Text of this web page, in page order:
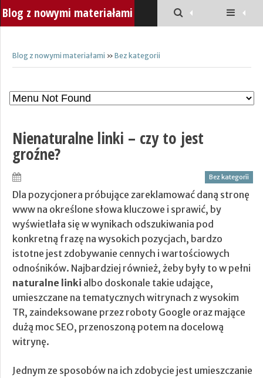
Blog z nowymi materiałami
Blog z nowymi materiałami » Bez kategorii
Nienaturalne linki – czy to jest
groźne?
Bez kategorii
Dla pozycjonera próbujące zareklamować daną stronę
www na określone słowa kluczowe i sprawić, by
wyświetlała się w wynikach odszukiwania pod
konkretną frazę na wysokich pozycjach, bardzo
istotne jest zdobywanie cennych i wartościowych
odnośników. Najbardziej również, żeby były to w pełni
naturalne linki albo doskonale takie udające,
umieszczane na tematycznych witrynach z wysokim
TR, zaindeksowane przez roboty Google oraz mające
dużą moc SEO, przenoszoną potem na docelową
witrynę.
Jednym ze sposobów na ich zdobycie jest umieszczanie